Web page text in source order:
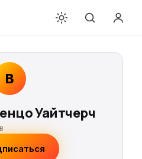
В
Уайтчерч